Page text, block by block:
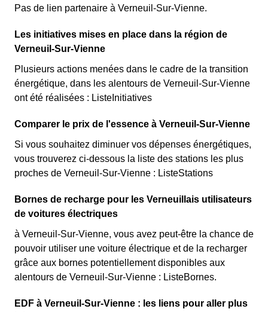
Pas de lien partenaire à Verneuil-Sur-Vienne.
Les initiatives mises en place dans la région de
Verneuil-Sur-Vienne
Plusieurs actions menées dans le cadre de la transition
énergétique, dans les alentours de Verneuil-Sur-Vienne
ont été réalisées : ListeInitiatives
Comparer le prix de l'essence à Verneuil-Sur-Vienne
Si vous souhaitez diminuer vos dépenses énergétiques,
vous trouverez ci-dessous la liste des stations les plus
proches de Verneuil-Sur-Vienne : ListeStations
Bornes de recharge pour les Verneuillais utilisateurs
de voitures électriques
à Verneuil-Sur-Vienne, vous avez peut-être la chance de
pouvoir utiliser une voiture électrique et de la recharger
grâce aux bornes potentiellement disponibles aux
alentours de Verneuil-Sur-Vienne : ListeBornes.
EDF à Verneuil-Sur-Vienne : les liens pour aller plus